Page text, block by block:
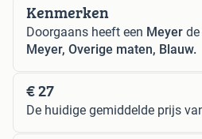
Kenmerken
Doorgaans heeft een Meyer
Meyer, Overige maten, Blauw.
€ 27
De huidige gemiddelde prijs